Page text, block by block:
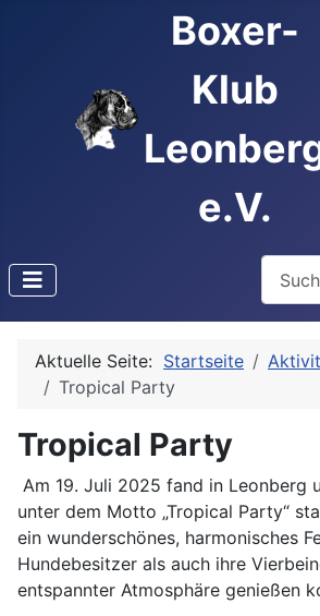
Boxer-
Klub
e.V.
Type
Aktuelle Seite: Startseite
Tropical Party
Tropical Party
Am 19. Juli 2025 fand in Leonberg
unter dem Motto „Tropical Party“
ein wunderschönes, harmonisches
Hundebesitzer als auch ihre
entspannter Atmosphäre genießen